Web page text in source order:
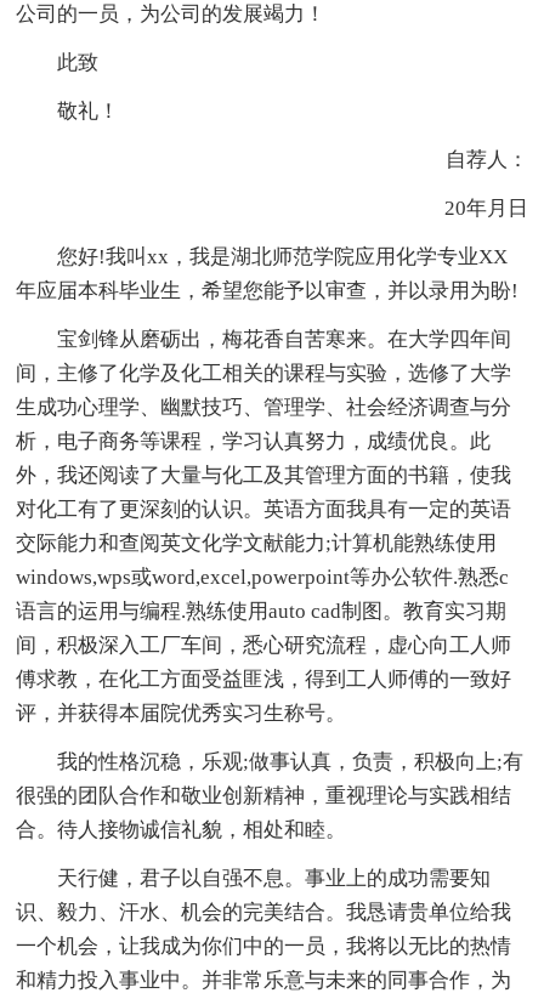
公司的一员，为公司的发展竭力！
此致
敬礼！
自荐人：
20年月日
您好!我叫xx，我是湖北师范学院应用化学专业XX
年应届本科毕业生，希望您能予以审查，并以录用为盼!
宝剑锋从磨砺出，梅花香自苦寒来。在大学四年间
间，主修了化学及化工相关的课程与实验，选修了大学
生成功心理学、幽默技巧、管理学、社会经济调查与分
析，电子商务等课程，学习认真努力，成绩优良。此
外，我还阅读了大量与化工及其管理方面的书籍，使我
对化工有了更深刻的认识。英语方面我具有一定的英语
交际能力和查阅英文化学文献能力;计算机能熟练使用
windows,wps或word,excel,powerpoint等办公软件.熟悉c
语言的运用与编程.熟练使用auto cad制图。教育实习期
间，积极深入工厂车间，悉心研究流程，虚心向工人师
傅求教，在化工方面受益匪浅，得到工人师傅的一致好
评，并获得本届院优秀实习生称号。
我的性格沉稳，乐观;做事认真，负责，积极向上;有
很强的团队合作和敬业创新精神，重视理论与实践相结
合。待人接物诚信礼貌，相处和睦。
天行健，君子以自强不息。事业上的成功需要知
识、毅力、汗水、机会的完美结合。我恳请贵单位给我
一个机会，让我成为你们中的一员，我将以无比的热情
和精力投入事业中。并非常乐意与未来的同事合作，为